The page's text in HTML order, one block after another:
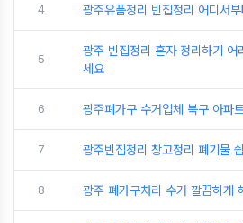
4 광주유품정리 빈집정리 어디서
5
광주 빈집정리 혼자 정리하기 어
세요
6 광주폐가구 수거업체 북구 아파
7 광주빈집정리 창고정리 폐기물
8 광주 폐가구처리 수거 깔끔하게